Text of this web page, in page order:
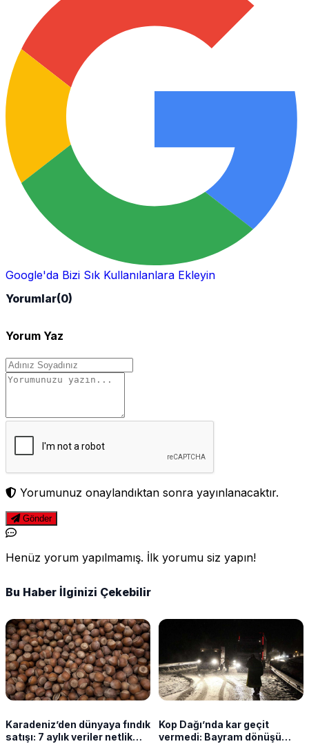
Google'da Bizi Sık Kullanılanlara Ekleyin
Yorumlar(0)
Yorum Yaz
Yorumunuz onaylandıktan sonra yayınlanacaktır.
Gönder
Henüz yorum yapılmamış. İlk yorumu siz yapın!
Bu Haber İlginizi Çekebilir
Karadeniz’den dünyaya fındık
satışı: 7 aylık veriler netlik
Kop Dağı’nda kar geçit
vermedi: Bayram dönüşü